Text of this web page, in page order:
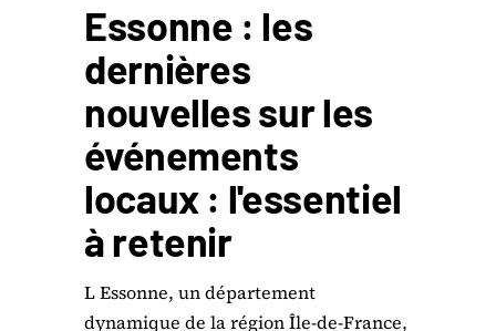
Essonne : les
dernières
nouvelles sur les
événements
locaux : l'essentiel
à retenir
L Essonne, un département
dynamique de la région Île-de-France,